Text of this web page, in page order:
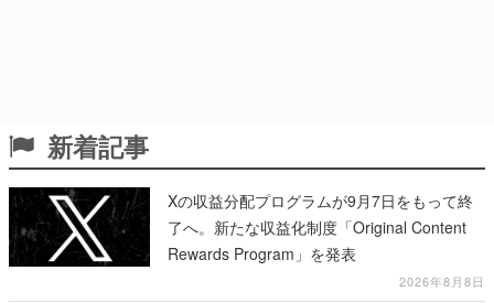
新着記事
Xの収益分配プログラムが9月7日をもって終
了へ。新たな収益化制度「Original Content
Rewards Program」を発表
2026年8月8日